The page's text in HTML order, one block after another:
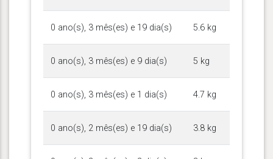
0 ano(s), 3 mês(es) e 19 dia(s) 5.6 kg
0 ano(s), 3 mês(es) e 9 dia(s) 5 kg
0 ano(s), 3 mês(es) e 1 dia(s) 4.7 kg
0 ano(s), 2 mês(es) e 19 dia(s) 3.8 kg